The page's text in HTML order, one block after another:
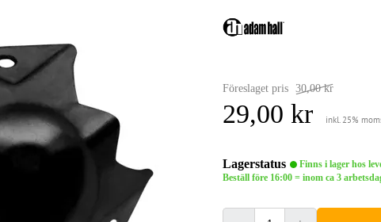
Föreslaget pris 30,00 kr
29,00 kr inkl. 25%
Lagerstatus
Finns i lager hos
Beställ före 16:00 = inom ca 3